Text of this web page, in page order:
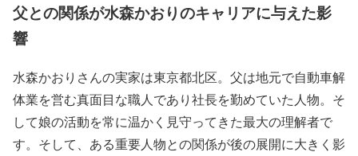
父との関係が水森かおりのキャリアに与えた影
響
水森かおりさんの実家は東京都北区。父は地元で自動車解
体業を営む真面目な職人であり社長を勤めていた人物。そ
して娘の活動を常に温かく見守ってきた最大の理解者で
す。そして、ある重要人物との関係が後の展開に大きく影